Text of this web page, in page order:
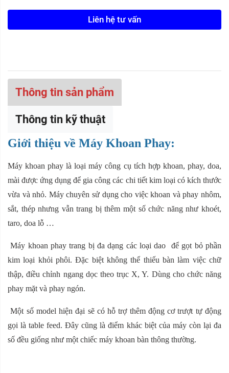
Liên hệ tư vấn
Thông tin sản phẩm
Thông tin kỹ thuật
Giới thiệu về Máy Khoan Phay:
Máy khoan phay là loại máy công cụ tích hợp khoan, phay, doa,
mài được ứng dụng để gia công các chi tiết kim loại có kích thước
vừa và nhỏ. Máy chuyên sử dụng cho việc khoan và phay nhôm,
sắt, thép nhưng vẫn trang bị thêm một số chức năng như khoét,
taro, doa lỗ …
Máy khoan phay trang bị đa dạng các loại dao để gọt bỏ phần
kim loại khỏi phôi. Đặc biệt không thể thiếu bàn làm việc chữ
thập, điều chỉnh ngang dọc theo trục X, Y. Dùng cho chức năng
phay mặt và phay ngón.
Một số model hiện đại sẽ có hỗ trợ thêm động cơ trượt tự động
gọi là table feed. Đây cũng là điểm khác biệt của máy còn lại đa
số đều giống như một chiếc máy khoan bàn thông thường.